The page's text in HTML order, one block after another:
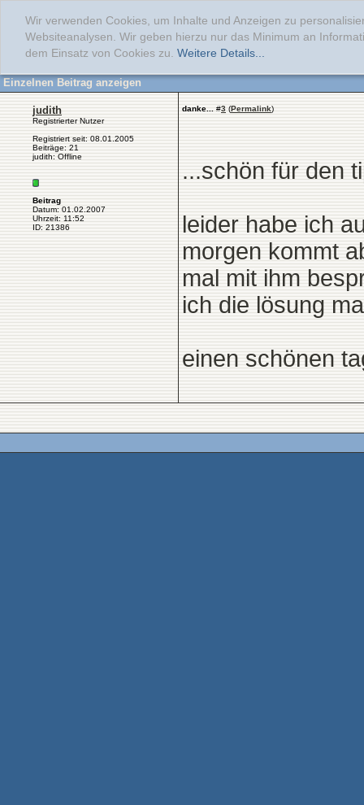
Wir verwenden Cookies, um Inhalte und Anzeigen zu
Websiteanalysen. Wir geben hierzu nur das Minimum an
dem Einsatz von Cookies zu. Weitere Details...
Einzelnen Beitrag anzeigen
judith
Registrierter Nutzer
Registriert seit: 08.01.2005
Beiträge: 21
judith: Offline
Beitrag
Datum: 01.02.2007
Uhrzeit: 11:52
ID: 21386
danke... #3 (Permalink)
...schön für den
leider habe ich
morgen kommt
mal mit ihm
ich die lösung
einen schönen